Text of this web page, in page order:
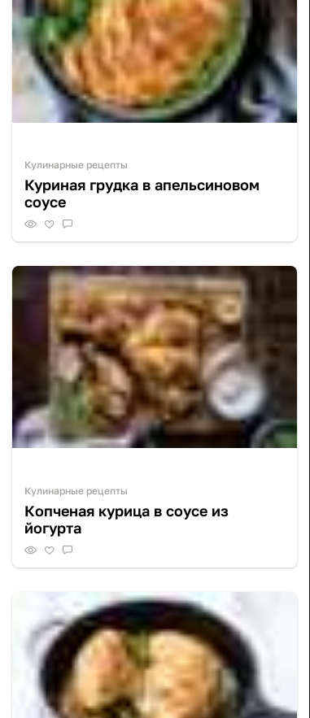
Кулинарные рецепты
Куриная грудка в апельсиновом
соусе
Кулинарные рецепты
Копченая курица в соусе из
йогурта